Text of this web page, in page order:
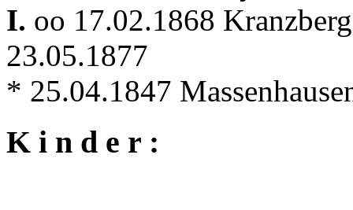
I. oo 17.02.1868
23.05.1877
* 25.04.1847
K i n d e r :